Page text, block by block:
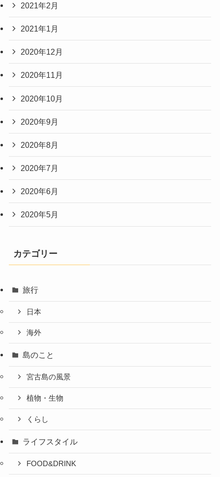
2021年2月
2021年1月
2020年12月
2020年11月
2020年10月
2020年9月
2020年8月
2020年7月
2020年6月
2020年5月
カテゴリー
旅行
日本
海外
島のこと
宮古島の風景
植物・生物
くらし
ライフスタイル
FOOD&DRINK